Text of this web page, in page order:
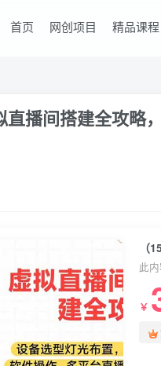
首页 网创项目 精品课程
直播间搭建全攻
此
￥